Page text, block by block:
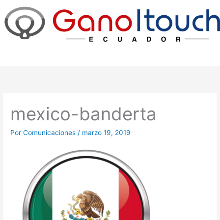
contenido
mexico-banderta
PorComunicaciones / marzo 19, 2019